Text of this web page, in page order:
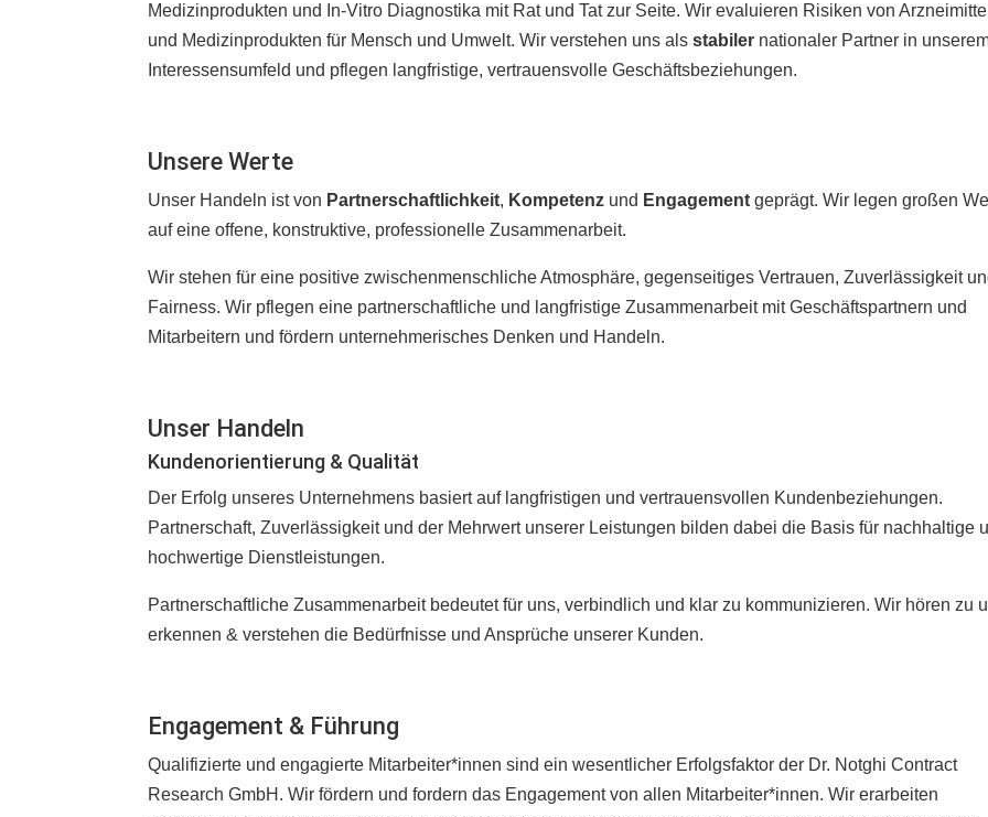
Medizinprodukten und In-Vitro Diagnostika mit Rat und Tat zur Seite. Wir evaluieren Risiken von
und Medizinprodukten für Mensch und Umwelt. Wir verstehen uns alsstabiler nationaler Partner in
Interessensumfeld und pflegen langfristige, vertrauensvolle Geschäftsbeziehungen.
Unsere Werte
Unser Handeln ist von Partnerschaftlichkeit, Kompetenz und Engagement geprägt. Wir legen großen
auf eine offene, konstruktive, professionelle Zusammenarbeit.
Wir stehen für eine positive zwischenmenschliche Atmosphäre, gegenseitiges Vertrauen, Zuverlässigkeit
Fairness. Wir pflegen eine partnerschaftliche und langfristige Zusammenarbeit mit Geschäftspartnern und
Mitarbeitern und fördern unternehmerisches Denken und Handeln.
Unser Handeln
Kundenorientierung & Qualität
Der Erfolg unseres Unternehmens basiert auf langfristigen und vertrauensvollen Kundenbeziehungen.
Partnerschaft, Zuverlässigkeit und der Mehrwert unserer Leistungen bilden dabei die Basis für nachhaltige
hochwertige Dienstleistungen.
Partnerschaftliche Zusammenarbeit bedeutet für uns, verbindlich und klar zu kommunizieren. Wir hören zu
erkennen & verstehen die Bedürfnisse und Ansprüche unserer Kunden.
Engagement & Führung
Qualifizierte und engagierte Mitarbeiter*innen sind ein wesentlicher Erfolgsfaktor der Dr. Notghi Contract
Research GmbH. Wir fördern und fordern das Engagement von allen Mitarbeiter*innen. Wir erarbeiten